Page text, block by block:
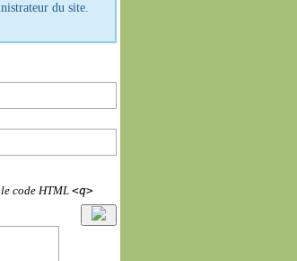
du site.
code HTML <q>